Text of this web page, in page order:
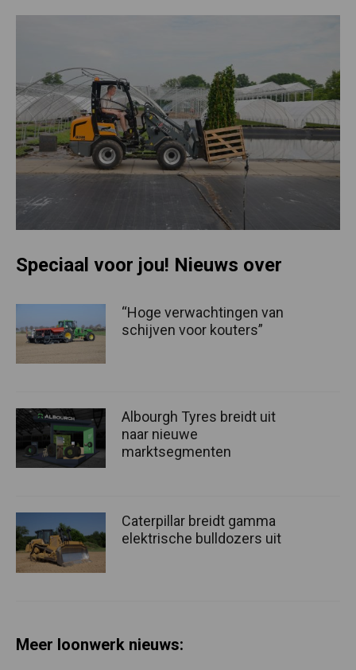
Speciaal voor jou! Nieuws over
“Hoge verwachtingen van
schijven voor kouters”
Albourgh Tyres breidt uit
naar nieuwe
marktsegmenten
Caterpillar breidt gamma
elektrische bulldozers uit
Meer loonwerk nieuws: